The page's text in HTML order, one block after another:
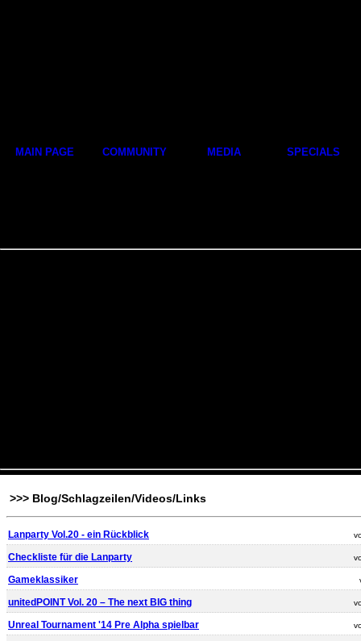
MAIN PAGE COMMUNITY MEDIA SPECIALS
>>> Blog/Schlagzeilen/Videos/Links
Lanparty Vol.20 - ein Rückblick
Checkliste für die Lanparty
Gameklassiker
unitedPOINT Vol. 20 – The next BIG thing
Unreal Tournament '14 Pre Alpha spielbar